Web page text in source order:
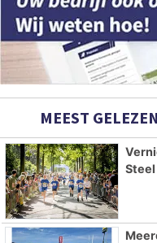
MEEST GELEZEN